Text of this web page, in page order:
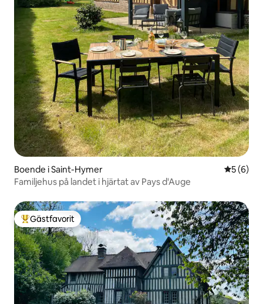
Boende i Saint-Hymer 5 av 5 i
5 (6)
Familjehus på landet i hjärtat av Pays d'Auge
Populär gästfavorit
Gästfavorit